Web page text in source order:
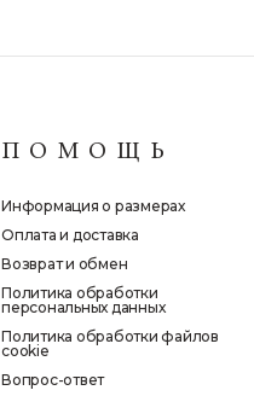
ПОМОЩЬ
Информация о размерах
Оплата и доставка
Возврат и обмен
Политика обработки
персональных данных
Политика обработки файлов
cookie
Вопрос-ответ